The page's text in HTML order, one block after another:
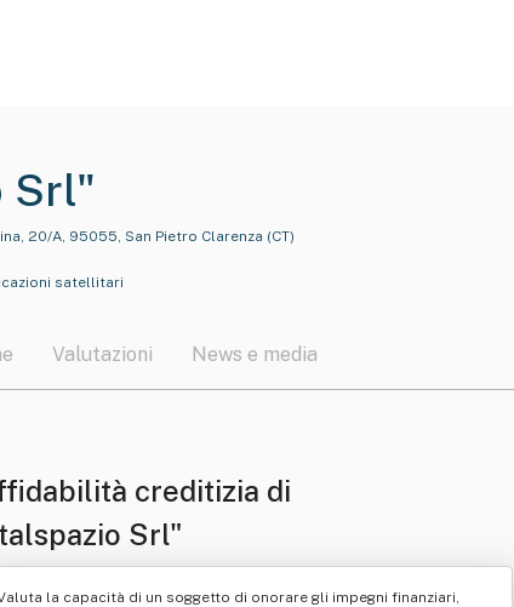
Srl"
20/A, 95055, San Pietro Clarenza (CT)
satellitari
Valutazioni News e media
creditizia di
Srl"
la capacità di un soggetto di onorare gli impegni finanziari,